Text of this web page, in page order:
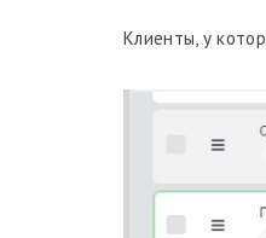
Клиенты, у